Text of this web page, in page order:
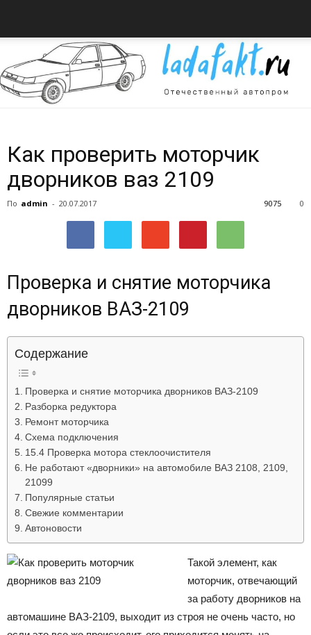
ВАЗ
Как проверить моторчик
дворников ваз 2109
По admin - 20.07.2017 0
9075
Проверка и снятие моторчика
дворников ВАЗ-2109
Содержание
Проверка и снятие моторчика дворников ВАЗ-2109
Разборка редуктора
Ремонт моторчика
Схема подключения
15.4 Проверка мотора стеклоочистителя
Не работают «дворники» на автомобиле ВАЗ 2108, 2109,
21099
Популярные статьи
Свежие комментарии
Автоновости
Такой элемент, как
моторчик, отвечающий
за работу дворников на
автомашине ВАЗ-2109, выходит из строя не очень часто, но